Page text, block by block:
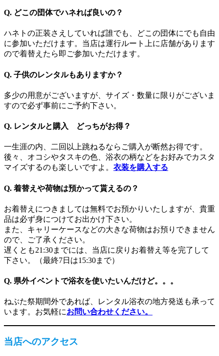
Q. どこの団体でハネれば良いの？
ハネトの正装さえしていれば誰でも、どこの団体にでも自由
に参加いただけます。当店は運行ルート上に店舗があります
ので着替えたら即ご参加いただけます。
Q. 子供のレンタルもありますか？
多少の用意がございますが、サイズ・数量に限りがございま
すので必ず事前にご予約下さい。
Q. レンタルと購入 どっちがお得？
一生涯の内、二回以上跳ねるならご購入が断然お得です。
後々、オコシやタスキの色、浴衣の柄などをお好みでカスタ
マイズするのも楽しいですよ。 衣装を購入する
Q. 着替えや荷物は預かって貰えるの？
お着替えにつきましては無料でお預かりいたしますが、貴重
品は必ず身につけてお出かけ下さい。
また、キャリーケースなどの大きな荷物はお預りできません
ので、ご了承ください。
遅くとも21:30までには、当店に戻りお着替え等を完了して
下さい。（最終7日は15:30まで）
Q. 県外イベントで浴衣を使いたいんだけど。。。
ねぶた祭期間外であれば、レンタル浴衣の地方発送も承って
います。お気軽にお問い合わせください。
当店へのアクセス